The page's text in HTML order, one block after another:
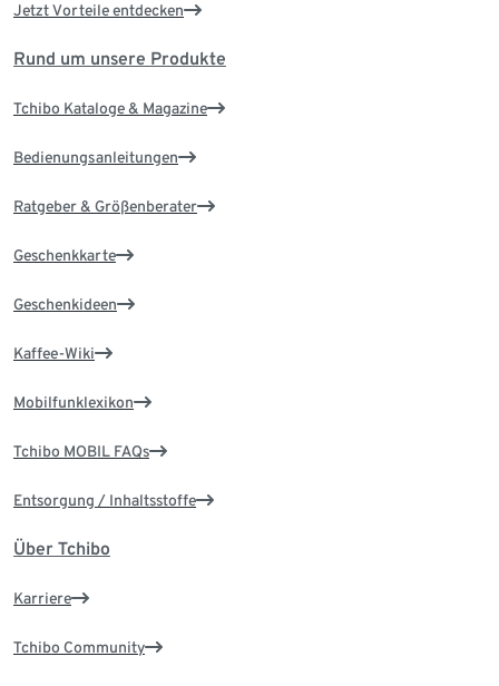
Jetzt Vorteile entdecken
Rund um unsere Produkte
Tchibo Kataloge & Magazine
Bedienungsanleitungen
Ratgeber & Größenberater
Geschenkkarte
Geschenkideen
Kaffee-Wiki
Mobilfunklexikon
Tchibo MOBIL FAQs
Entsorgung / Inhaltsstoffe
Über Tchibo
Karriere
Tchibo Community